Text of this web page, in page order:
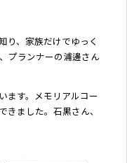
り、家族だけでゆっく
プランナーの浦邊さん
ます。メモリアルコー
ました。石黒さん、